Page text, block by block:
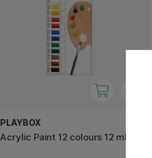
PLAYBOX
Acrylic Paint 12 colours 12 ml